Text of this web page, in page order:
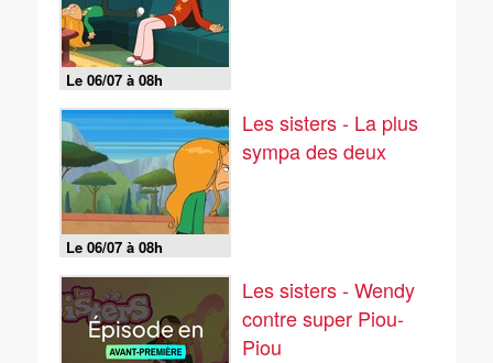
Le 06/07 à 08h
Le 06/07 à 08h
Les sisters - La plus
sympa des deux
Les sisters - Wendy
contre super Piou-
Piou